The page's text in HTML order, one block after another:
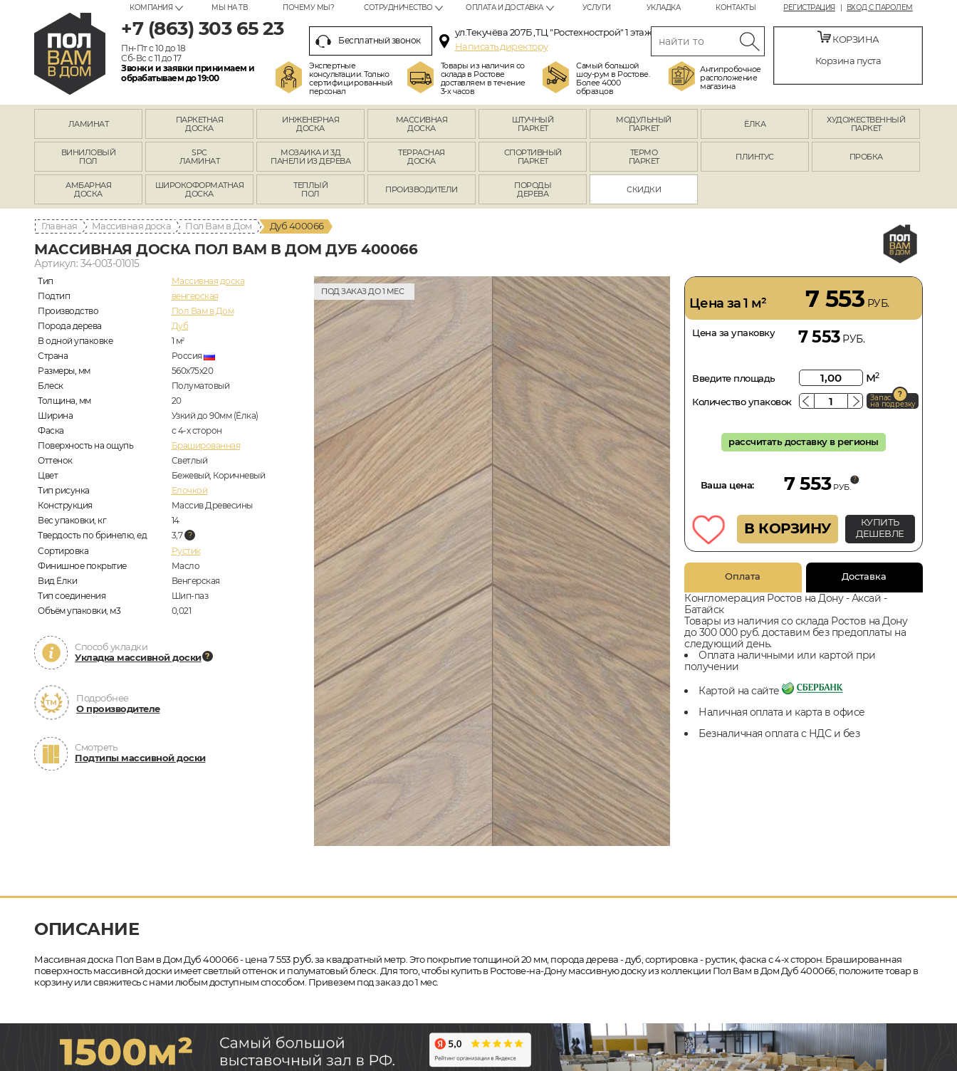
РЕГИСТРАЦИЯ ВХОД С ПАРОЛЕМ
КОМПАНИЯ МЫ НА ТВ ПОЧЕМУ МЫ? СОТРУДНИЧЕСТВО ОПЛАТА И ДОСТАВКА УСЛУГИ УКЛАДКА КОНТАКТЫ
+7 (863) 303 65 23
Пн-Пт с 10 до 18
Сб-Вс с 11 до 17
Звонки и заявки принимаем и
обрабатываем до 19:00
Бесплатный звонок
ул.Текучёва 207Б ,ТЦ "Ростехнострой" 1 этаж
Написать директору
Экспертные
консультации. Только
сертифицированный
персонал
Товары из наличия со
склада в Ростове
доставляем в течение
3-х часов
Самый большой
шоу-рум в Ростове.
Более 4000
образцов
Антипробочное
расположение
магазина
КОРЗИНА
Корзина пуста
ЛАМИНАТ
ПАРКЕТНАЯ
ДОСКА
ИНЖЕНЕРНАЯ
ДОСКА
МАССИВНАЯ
ДОСКА
ШТУЧНЫЙ
ПАРКЕТ
МОДУЛЬНЫЙ
ПАРКЕТ
ЁЛКА
ХУДОЖЕСТВЕННЫЙ
ПАРКЕТ
ВИНИЛОВЫЙ
ПОЛ
SPC
ЛАМИНАТ
МОЗАИКА И 3Д
ПАНЕЛИ ИЗ ДЕРЕВА
ТЕРРАСНАЯ
ДОСКА
СПОРТИВНЫЙ
ПАРКЕТ
ТЕРМО
ПАРКЕТ
ПЛИНТУС ПРОБКА
АМБАРНАЯ
ДОСКА
ШИРОКОФОРМАТНАЯ
ДОСКА
ТЕПЛЫЙ
ПОЛ
ПРОИЗВОДИТЕЛИ
ПОРОДЫ
ДЕРЕВА
СКИДКИ
Главная Массивная доска Пол Вам в Дом Дуб 400066
МАССИВНАЯ ДОСКА ПОЛ ВАМ В ДОМ ДУБ 400066
Артикул: 34-003-01015
Тип
Массивная доска
Подтип
венгерская
Производство
Пол Вам в Дом
Порода дерева
Дуб
В одной упаковке
1 м2
Страна
Россия
Размеры, мм
560x75x20
Блеск
Полуматовый
Толщина, мм
20
Ширина
Узкий до 90мм (Ёлка)
Фаска
с 4-х сторон
Поверхность на ощупь
Брашированная
Оттенок
Светлый
Цвет
Бежевый, Коричневый
Тип рисунка
Елочкой
Конструкция
Массив Древесины
Вес упаковки, кг
14
Твердость по бринелю, ед
3,7
Сортировка
Рустик
Финишное покрытие
Масло
Вид Ёлки
Венгерская
Тип соединения
Шип-паз
Объём упаковки, м3
0,021
Способ укладки
Укладка массивной доски
Подробнее
О производителе
Смотреть
Подтипы массивной доски
ПОД ЗАКАЗ ДО 1 МЕС
Цена за 1 м² 7 553 РУБ.
Цена за упаковку 7 553РУБ.
Введите площадь м2
Количество упаковок Запас
на подрезку
рассчитать доставку в регионы
Ваша цена: 7 553 РУБ.
В КОРЗИНУ
КУПИТЬ
ДЕШЕВЛЕ
Оплата Доставка
Конгломерация Ростов на Дону - Аксай -
Батайск
Товары из наличия со склада Ростов на Дону
до 300 000 руб. доставим без предоплаты на
следующий день.
Оплата наличными или картой при
получении
Картой на сайте
Наличная оплата и карта в офисе
Безналичная оплата с НДС и без
ОПИСАНИЕ
Массивная доска Пол Вам в Дом Дуб 400066 - цена 7 553руб.за квадратный метр. Это покрытие толщиной 20 мм, порода дерева - дуб, сортировка - рустик, фаска с 4-х сторон. Брашированная
поверхность массивной доски имеет светлый оттенок и полуматовый блеск. Для того, чтобы купить в Ростове-на-Дону массивную доску из коллекции Пол Вам в Дом Дуб 400066, положите товар в
корзину или свяжитесь с нами любым доступным способом. Привезем под заказ до 1 мес.